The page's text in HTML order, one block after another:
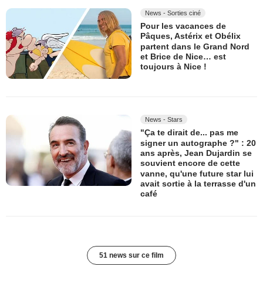
News - Sorties ciné
Pour les vacances de
Pâques, Astérix et Obélix
partent dans le Grand Nord
et Brice de Nice… est
toujours à Nice !
News - Stars
"Ça te dirait de... pas me
signer un autographe ?" : 20
ans après, Jean Dujardin se
souvient encore de cette
vanne, qu'une future star lui
avait sortie à la terrasse d'un
café
51 news sur ce film